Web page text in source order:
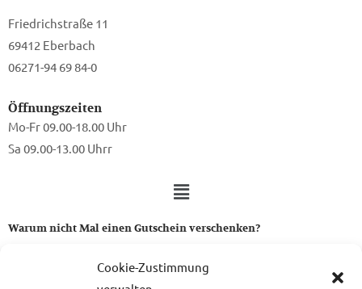
Cookie-Zustimmung
Friedrichstraße 11
69412 Eberbach
06271-94 69 84-0
Öffnungszeiten
Mo-Fr 09.00-18.00 Uhr
Sa 09.00-13.00 Uhrr
Warum nicht Mal einen Gutschein verschenken?
Ein Gutschein von uns ist das perfekte Geschenk für alle Stoff-